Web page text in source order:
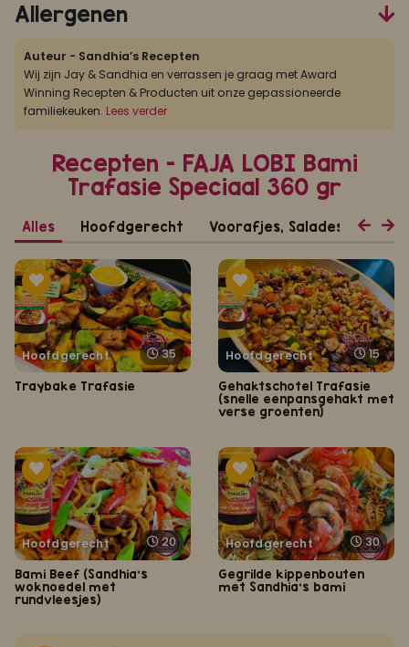
Allergenen
Auteur - Sandhia’s Recepten
Wij zijn Jay & Sandhia en verrassen je graag met Award
Winning Recepten & Producten uit onze gepassioneerde
familiekeuken. Lees verder
Recepten - FAJA LOBI Bami
Trafasie Speciaal 360 gr
Alles Hoofdgerecht Voorafjes, Salades, Hapjes
Hoofdgerecht 35
Traybake Trafasie
Hoofdgerecht 15
Gehaktschotel Trafasie
(snelle eenpansgehakt met
verse groenten)
Hoofdgerecht 20
Bami Beef (Sandhia's
woknoedel met
rundvleesjes)
Hoofdgerecht 30
Gegrilde kippenbouten
met Sandhia's bami